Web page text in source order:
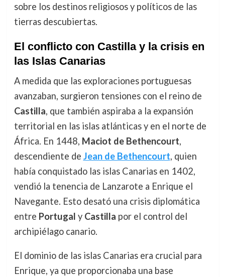
sobre los destinos religiosos y políticos de las
tierras descubiertas.
El conflicto con Castilla y la crisis en
las Islas Canarias
A medida que las exploraciones portuguesas
avanzaban, surgieron tensiones con el reino de
Castilla, que también aspiraba a la expansión
territorial en las islas atlánticas y en el norte de
África. En 1448, Maciot de Bethencourt,
descendiente de Jean de Bethencourt, quien
había conquistado las islas Canarias en 1402,
vendió la tenencia de Lanzarote a Enrique el
Navegante. Esto desató una crisis diplomática
entre Portugal y Castilla por el control del
archipiélago canario.
El dominio de las islas Canarias era crucial para
Enrique, ya que proporcionaba una base